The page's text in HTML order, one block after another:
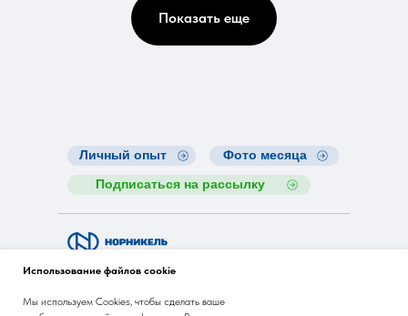
Показать еще
Личный опыт
Фото месяца
Подписаться на рассылку
Nornickel ESG Insights
pr@nornik.ru
Использование файлов cookie
Мы используем Cookies, чтобы сделать ваше